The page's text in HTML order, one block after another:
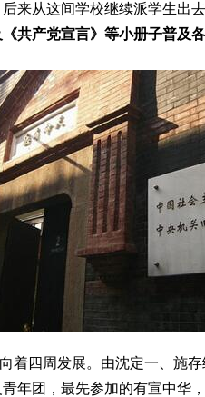
来从这间学校继续派学生出去
共产党宣言》等小册子普及各
着四周发展。由沈定一、施
年团，最先参加的有宣中华